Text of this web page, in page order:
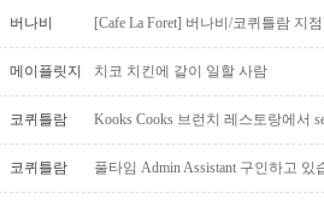
버나비 [Cafe La Foret] 버나비/코퀴틀람 지
메이플릿지 치코 치킨에 같이 일할 사람
코퀴틀람 Kooks Cooks 브런치 레스토랑에서
코퀴틀람 풀타임 Admin Assistant 구인하고 있